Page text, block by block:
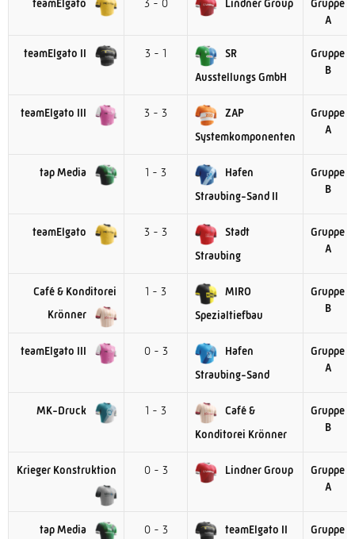
teamElgato 3 - 0 Lindner Group
Gruppe
A
teamElgato II 3 - 1
SR
Ausstellungs GmbH
Gruppe
B
teamElgato III 3 - 3
ZAP
Systemkomponenten
Gruppe
A
tap Media 1 - 3
Hafen
Straubing-Sand II
Gruppe
B
teamElgato 3 - 3
Stadt
Straubing
Gruppe
A
Café & Konditorei
Krönner
1 - 3
MIRO
Spezialtiefbau
Gruppe
B
teamElgato III 0 - 3
Hafen
Straubing-Sand
Gruppe
A
MK-Druck 1 - 3
Café &
Konditorei Krönner
Gruppe
B
Krieger Konstruktion 0 - 3 Lindner Group
Gruppe
A
tap Media 0 - 3 teamElgato II
Gruppe